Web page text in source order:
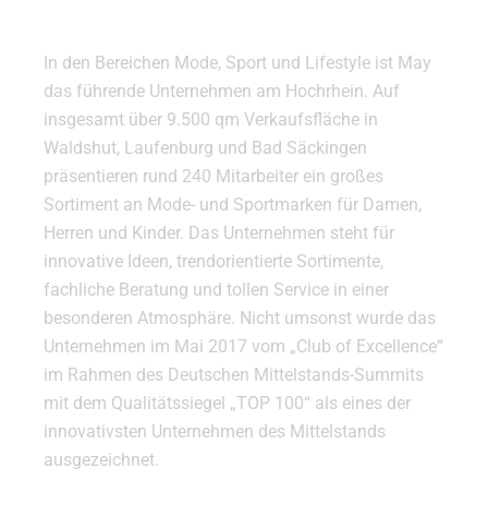
In den Bereichen Mode, Sport und Lifestyle ist May
das führende Unternehmen am Hochrhein. Auf
insgesamt über 9.500 qm Verkaufsfläche in
Waldshut, Laufenburg und Bad Säckingen
präsentieren rund 240 Mitarbeiter ein großes
Sortiment an Mode- und Sportmarken für Damen,
Herren und Kinder. Das Unternehmen steht für
innovative Ideen, trendorientierte Sortimente,
fachliche Beratung und tollen Service in einer
besonderen Atmosphäre. Nicht umsonst wurde das
Unternehmen im Mai 2017 vom „Club of Excellence“
im Rahmen des Deutschen Mittelstands-Summits
mit dem Qualitätssiegel „TOP 100“ als eines der
innovativsten Unternehmen des Mittelstands
ausgezeichnet.